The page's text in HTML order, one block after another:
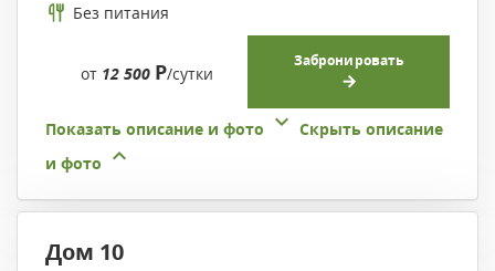
Без питания
от 12 500 Р/сутки
Забронировать
Показать описание и фото
Скрыть описание
и фото
Дом 10